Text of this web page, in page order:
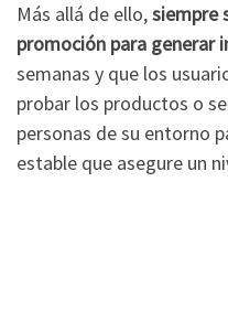
Más allá de ello,siempre
promoción para generar
semanas y que los
probar los productos o
personas de su entorno
estable que asegure un